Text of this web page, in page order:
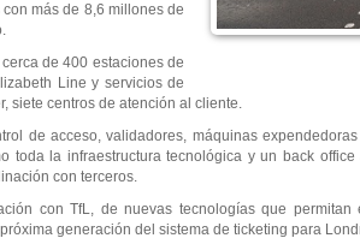
más de 8,6 millones de
de 400 estaciones de
Line y servicios de
siete centros de atención al cliente.
de acceso, validadores, máquinas
toda la infraestructura tecnológica y un back
con terceros.
con TfL, de nuevas tecnologías que
generación del sistema de ticketing para